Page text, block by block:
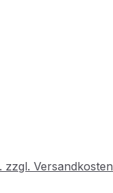
zzgl. Versandkosten